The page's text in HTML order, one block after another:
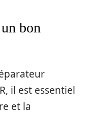
bon
il est essentiel
et la